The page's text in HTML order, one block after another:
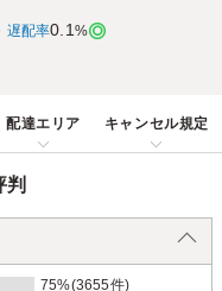
遅配率0.1 %
配達エリア キャンセル規定
判
75%(3655件)